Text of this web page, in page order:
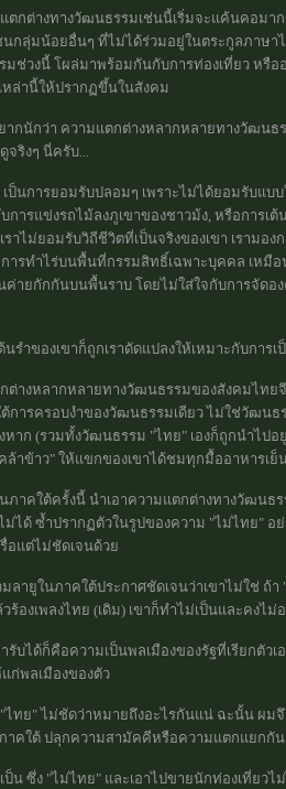
กต่างทางวัฒนธรรมเช่นนี้เริ่มจะแค้นคอมาก
กลุ่มน้อยอื่นๆ ที่ไม่ได้ร่วมอยู่ในตระกูลภาษา
ช่วงนี้ โผล่มาพร้อมกันกับการท่องเที่ยว หรือ
ล่านี้ให้ปรากฏขึ้นในสังคม
กนักว่า ความแตกต่างหลากหลายทางวัฒนธ
จริงๆ นี่ครับ...
ป็นการยอมรับปลอมๆ เพราะไม่ได้ยอมรับแ
ารแข่งรถไม้ลงภูเขาของชาวม้ง, หรือการเ
ราไม่ยอมรับวิถีชีวิตที่เป็นจริงของเขา เรามอ
ารทำไร่บนพื้นที่กรรมสิทธิ์เฉพาะบุคคล เหมื
ายกักกันบนพื้นราบ โดยไม่ใส่ใจกับการจัดอ
นรำของเขาก็ถูกเราดัดแปลงให้เหมาะกับการ
างหลากหลายทางวัฒนธรรมของสังคมไทย
ารครอบงำของวัฒนธรรมเดียว ไม่ใช่วัฒนธ
าก (รวมทั้งวัฒนธรรม "ไทย" เองก็ถูกนำไปอ
ล้าข้าว" ให้แขกของเขาได้ชมทุกมื้ออาหารเย็
ภาคใต้ครั้งนี้ นำเอาความแตกต่างทางวัฒน
ม่ได้ ซ้ำปรากฏตัวในรูปของความ "ไม่ไทย" อ
อแต่ไม่ชัดเจนด้วย
ลายูในภาคใต้ประกาศชัดเจนว่าเขาไม่ใช่
ร้องเพลงไทย (เดิม) เขาก็ทำไม่เป็นและคงไ
ารับได้ก็คือความเป็นพลเมืองของรัฐที่เรียกตั
ก่พลเมืองของตัว
ไทย" ไม่ชัดว่าหมายถึงอะไรกันแน่ ฉะนั้น ผม
าคใต้ ปลุกความสามัคคีหรือความแตกแยกกั
ป็น ซึ่ง "ไม่ไทย" และเอาไปขายนักท่องเที่ย